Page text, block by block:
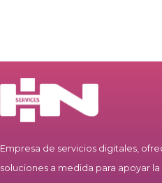
Empresa de servicios digitales,
soluciones a medida para apoyar la